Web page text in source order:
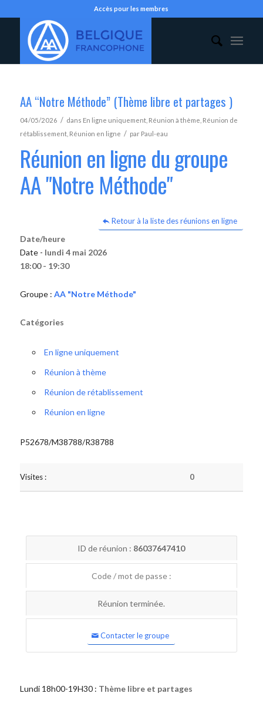
Accès pour les membres
AA “Notre Méthode” (Thème libre et partages )
04/05/2026 / dans En ligne uniquement, Réunion à thème Réunion de
rétablissement, Réunion en ligne / par Paul-eau
Réunion en ligne du groupe
AA "Notre Méthode"
Retour à la liste des réunions en ligne
Date/heure
Date - lundi 4 mai 2026
18:00 - 19:30
Groupe : AA "Notre Méthode"
Catégories
En ligne uniquement
Réunion à thème
Réunion de rétablissement
Réunion en ligne
P52678/M38788/R38788
Visites : 0
ID de réunion : 86037647410
Code / mot de passe :
Réunion terminée.
Contacter le groupe
Lundi 18h00-19H30 : Thème libre et partages